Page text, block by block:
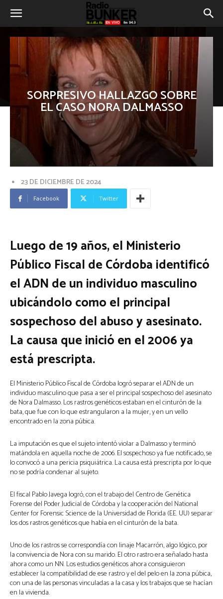
SORPRESIVO HALLAZGO SOBRE
EL CASO NORA DALMASSO
23 DE DICIEMBRE DE 2024
Facebook Twitter
Luego de 19 años, el Ministerio
Público Fiscal de Córdoba identificó
el ADN de un individuo masculino
ubicándolo como el principal
sospechoso del abuso y asesinato.
La causa que inició en el 2006 ya
está prescripta.
El Ministerio Público Fiscal de Córdoba logró separar el ADN de un
individuo masculino que pasa a ser el principal sospechoso del asesinato
de Nora Dalmasso. Los rastros genéticos estaban en el cinturón de la
bata, que fue con lo que estrangularon a la mujer, y en un vello
encontrado en la zona púbica.
La imputación es que el sujeto intentó violar a Dalmasso y terminó
matándola en aquella noche de 2006. El sospechoso ya fue notificado, se
lo convocó a una pericia psiquiátrica. La causa está prescripta por lo que
no se podría condenar al sujeto.
El fiscal Pablo Javega logró, con el trabajo del Centro de Genética
Forense del Poder Judicial de Córdoba y la cooperación del National
Center for Forensic Science de la Universidad de Florida (EE. UU) separar
los dos rastros genéticos que había en el cinturón de la bata.
Uno de los rastros se correspondía con linaje Macarrón, algo lógico, por
la convivencia de Nora con su marido. El otro rastro era señalado hasta
ahora como un NN. Los estudios genéticos ahora consiguieron
establecer la compatibilidad de ese rastro y el del pelo en la zona púbica,
con una de las personas vinculadas a la casa y los trabajos que se hacían
en la vivienda.